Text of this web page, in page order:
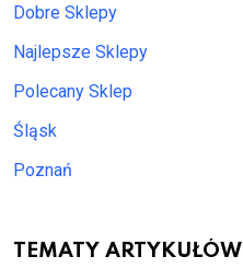
Dobre Sklepy
Najlepsze Sklepy
Polecany Sklep
Śląsk
Poznań
TEMATY ARTYKUŁÓW